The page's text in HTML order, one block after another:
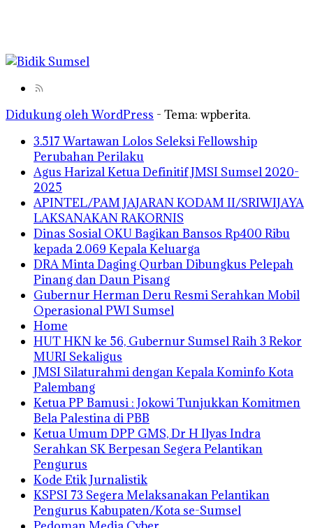
Didukung oleh WordPress - Tema: wpberita.
3.517 Wartawan Lolos Seleksi Fellowship
Perubahan Perilaku
Agus Harizal Ketua Definitif JMSI Sumsel 2020-
2025
APINTEL/PAM JAJARAN KODAM II/SRIWIJAYA
LAKSANAKAN RAKORNIS
Dinas Sosial OKU Bagikan Bansos Rp400 Ribu
kepada 2.069 Kepala Keluarga
DRA Minta Daging Qurban Dibungkus Pelepah
Pinang dan Daun Pisang
Gubernur Herman Deru Resmi Serahkan Mobil
Operasional PWI Sumsel
Home
HUT HKN ke 56, Gubernur Sumsel Raih 3 Rekor
MURI Sekaligus
JMSI Silaturahmi dengan Kepala Kominfo Kota
Palembang
Ketua PP Bamusi : Jokowi Tunjukkan Komitmen
Bela Palestina di PBB
Ketua Umum DPP GMS, Dr H Ilyas Indra
Serahkan SK Berpesan Segera Pelantikan
Pengurus
Kode Etik Jurnalistik
KSPSI 73 Segera Melaksanakan Pelantikan
Pengurus Kabupaten/Kota se-Sumsel